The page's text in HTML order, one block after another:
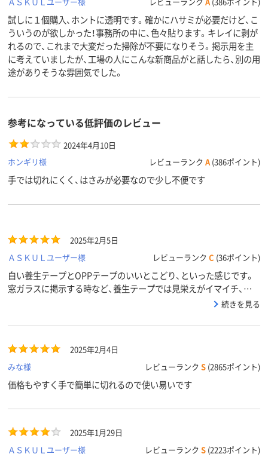
試しに１個購入、ホントに透明です。確かにハサミが必要だけど、こ
ういうのが欲しかった！事務所の中に、色々貼ります。キレイに剥が
れるので、これまで大変だった掃除が不要になりそう。掲示用を主
に考えていましたが、工場の人にこんな新商品がと話したら、別の用
途がありそうな雰囲気でした。
参考になっている低評価のレビュー
2024年4月10日
ホンギリ様
レビューランク A (386ポイント)
手では切れにくく、はさみが必要なので少し不便です
2025年2月5日
ＡＳＫＵＬユーザー様
レビューランク C (36ポイント)
白い養生テープとOPPテープのいいとこどり、といった感じです。
窓ガラスに掲示する時など、養生テープでは見栄えがイマイチ、
OPPテープでは跡が残る…という状況でも使いやすいです。油性ペ
ますが、少しコツがいるのが難点です。
続きを見る
2025年2月4日
みな様
レビューランク S (2865ポイント)
価格もやすく手で簡単に切れるので使い易いです
2025年1月29日
ＡＳＫＵＬユーザー様
レビューランク S (2223ポイント)